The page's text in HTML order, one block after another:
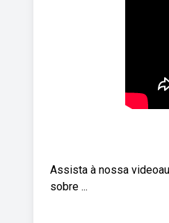
Assista à nossa
sobre ...